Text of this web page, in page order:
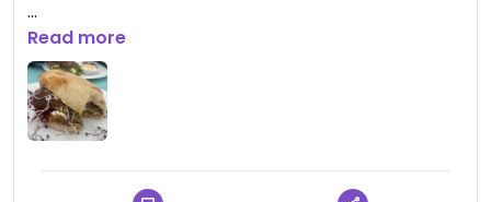
Updated from previous review on 2026-05-03
Read more